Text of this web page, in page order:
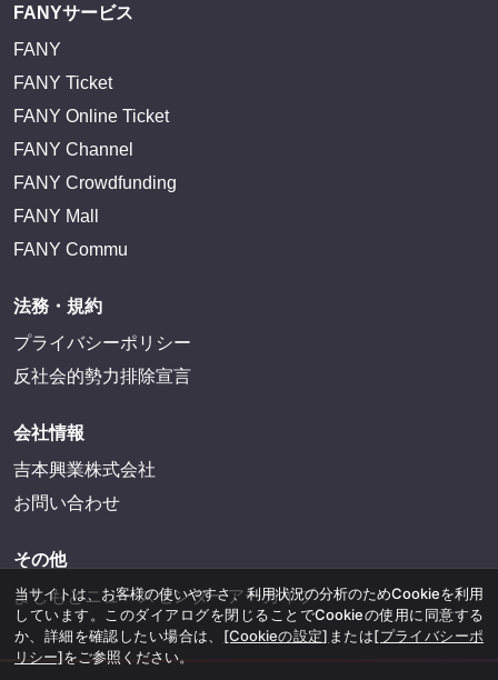
FANYサービス
FANY
FANY Ticket
FANY Online Ticket
FANY Channel
FANY Crowdfunding
FANY Mall
FANY Commu
法務・規約
プライバシーポリシー
反社会的勢力排除宣言
会社情報
吉本興業株式会社
お問い合わせ
その他
よしもとニュースセンターアーカイブ
当サイトは、お客様の使いやすさ、利用状況の分析のためCookieを利用
しています。このダイアログを閉じることでCookieの使用に同意する
か、詳細を確認したい場合は、 [Cookieの設定] または[プライバシーポ
リシー]をご参照ください。